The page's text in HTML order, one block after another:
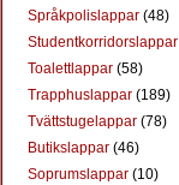
Språkpolislappar (48)
Studentkorridorslappar
Toalettlappar (58)
Trapphuslappar (189)
Tvättstugelappar (78)
Butikslappar (46)
Soprumslappar (10)